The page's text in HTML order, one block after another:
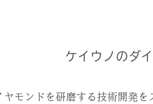
ケイウノのダ
モンドを研磨する技術開発を